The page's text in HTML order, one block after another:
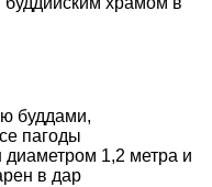
буддами,
пагоды
1,2 метра и
в дар